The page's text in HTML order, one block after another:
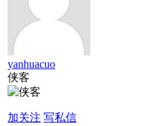
yanhuacuo
侠客
加关注 写私信